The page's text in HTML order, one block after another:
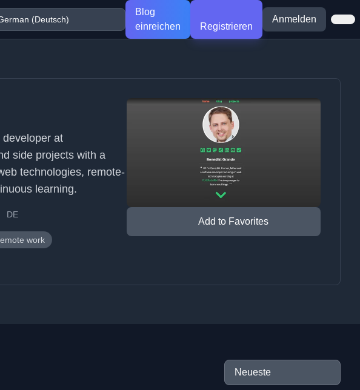
Blog
einreichen
Registrieren
Anmelden
at
side projects with a
technologies, remote-
learning.
DE
work
Add to Favorites